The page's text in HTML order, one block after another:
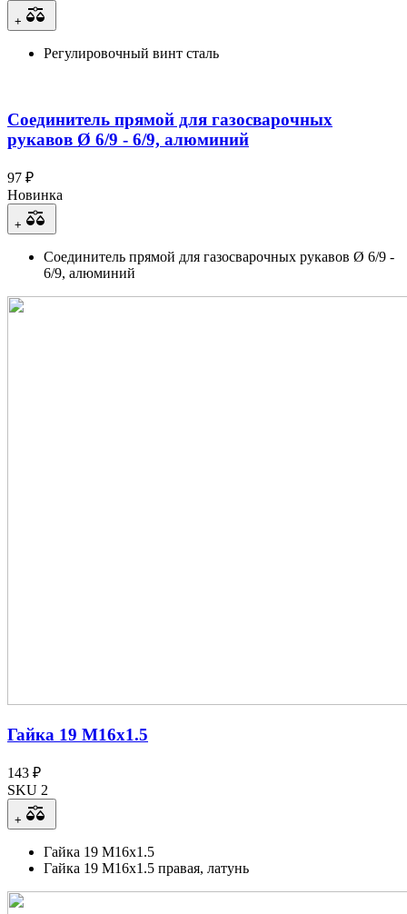
+
Регулировочный винт сталь
Соединитель прямой для газосварочных
рукавов Ø 6/9 - 6/9, алюминий
97 ₽
Новинка
+
Соединитель прямой для газосварочных рукавов Ø 6/9 -
6/9, алюминий
Гайка 19 М16х1.5
143 ₽
SKU 2
+
Гайка 19 М16х1.5
Гайка 19 М16х1.5 правая, латунь